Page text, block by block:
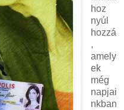
hoz
nyúl
hozzá
,
amely
ek
még
napjai
nkban